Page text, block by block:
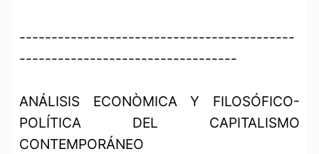
-------------------------------------------
----------------------------------
ANÁLISIS ECONÒMICA Y FILOSÓFICO-
POLÍTICA DEL CAPITALISMO
CONTEMPORÁNEO